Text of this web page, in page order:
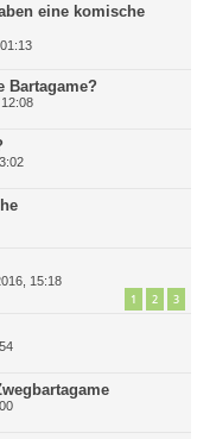
eine komische
Bartagame?
15:18
1 2 3